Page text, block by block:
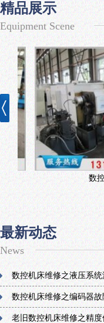
精品展示
Equipment Scene
数控调试
最新动态
News
数控机床维修之液压系
数控机床维修之编码器
老旧数控机床维修之精